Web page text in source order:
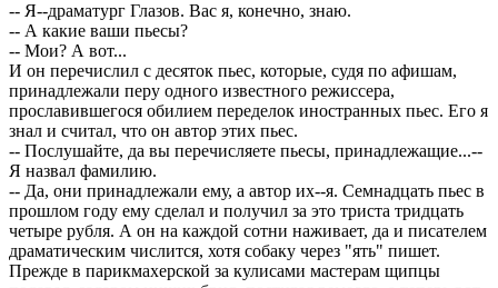
-- Я--драматург Глазов. Вас я, конечно, знаю.
-- А какие ваши пьесы?
-- Мои? А вот...
И он перечислил с десяток пьес, которые, судя по афишам,
принадлежали перу одного известного режиссера,
прославившегося обилием переделок иностранных пьес. Его я
знал и считал, что он автор этих пьес.
-- Послушайте, да вы перечисляете пьесы, принадлежащие...--
Я назвал фамилию.
-- Да, они принадлежали ему, а автор их--я. Семнадцать пьес в
прошлом году ему сделал и получил за это триста тридцать
четыре рубля. А он на каждой сотни наживает, да и писателем
драматическим числится, хотя собаку через "ять" пишет.
Прежде в парикмахерской за кулисами мастерам щипцы